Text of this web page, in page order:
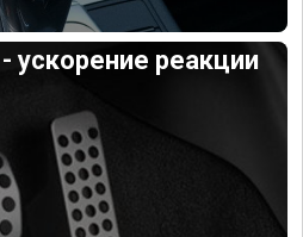
ускорение реакции